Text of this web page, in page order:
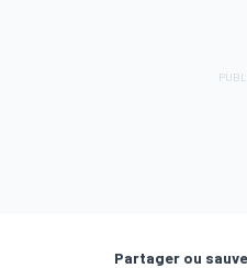
Partager ou